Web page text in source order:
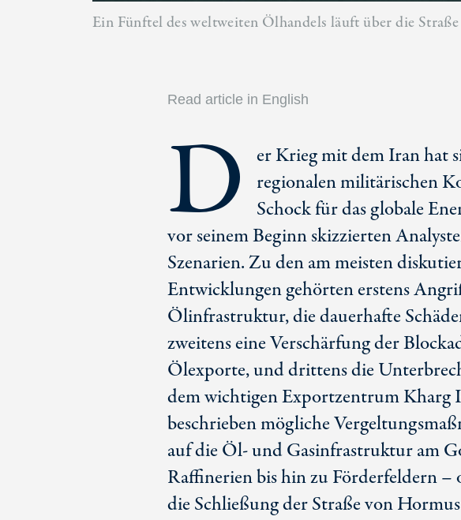
Ein Fünftel des weltweiten Ölhandels läuft über die
Read article in English
D er Krieg mit dem Iran hat
regionalen militärischen
Schock für das globale
vor seinem Beginn skizzierten
Szenarien. Zu den am meisten
Entwicklungen gehörten erstens
Ölinfrastruktur, die dauerhafte
zweitens eine Verschärfung der
Ölexporte, und drittens die
dem wichtigen Exportzentrum Kharg
beschrieben mögliche
auf die Öl- und Gasinfrastruktur am
Raffinerien bis hin zu Förderfeldern –
die Schließung der Straße von